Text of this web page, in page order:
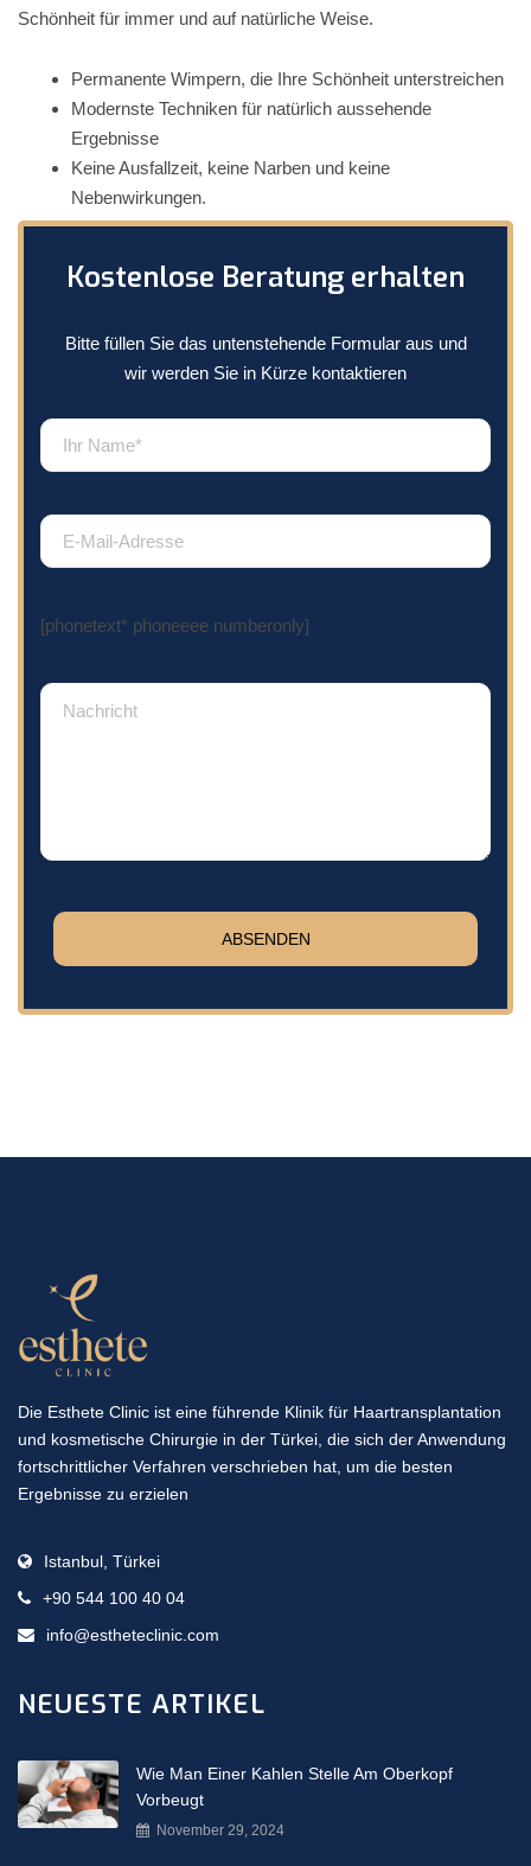
Schönheit für immer und auf natürliche Weise.
Permanente Wimpern, die Ihre Schönheit unterstreichen
Modernste Techniken für natürlich aussehende
Ergebnisse
Keine Ausfallzeit, keine Narben und keine
Nebenwirkungen.
Kostenlose Beratung erhalten
Bitte füllen Sie das untenstehende Formular aus und
wir werden Sie in Kürze kontaktieren
[phonetext* phoneeee numberonly]
Die Esthete Clinic ist eine führende Klinik für Haartransplantation
und kosmetische Chirurgie in der Türkei, die sich der Anwendung
fortschrittlicher Verfahren verschrieben hat, um die besten
Ergebnisse zu erzielen
Istanbul, Türkei
+90 544 100 40 04
info@estheteclinic.com
NEUESTE ARTIKEL
Wie Man Einer Kahlen Stelle Am Oberkopf
Vorbeugt
November 29, 2024